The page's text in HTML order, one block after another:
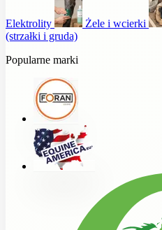
Elektrolity Żele i wcierki
(strzałki i gruda)
Popularne marki